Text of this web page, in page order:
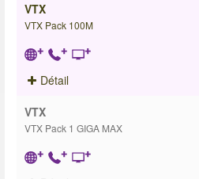
VTX
VTX Pack 100M
Détail
VTX
VTX Pack 1 GIGA MAX